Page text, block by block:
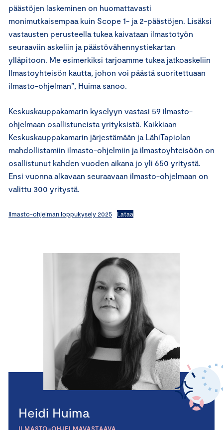
päästöjen laskeminen on huomattavasti
monimutkaisempaa kuin Scope 1- ja 2-päästöjen. Lisäksi
vastausten perusteella tukea kaivataan ilmastotyön
seuraaviin askeliin ja päästövähennystiekartan
ylläpitoon. Me esimerkiksi tarjoamme tukea jatkoaskeliin
Ilmastoyhteisön kautta, johon voi päästä suoritettuaan
ilmasto-ohjelman”, Huima sanoo.
Keskuskauppakamarin kyselyyn vastasi 59 ilmasto-
ohjelmaan osallistuneista yrityksistä. Kaikkiaan
Keskuskauppakamarin järjestämään ja LähiTapiolan
mahdollistamiin ilmasto-ohjelmiin ja ilmastoyhteisöön on
osallistunut kahden vuoden aikana jo yli 650 yritystä.
Ensi vuonna alkavaan seuraavaan ilmasto-ohjelmaan on
valittu 300 yritystä.
Ilmasto-ohjelman loppukysely 2025 Lataa
Heidi Huima
ILMASTO-OHJELMAVASTAAVA